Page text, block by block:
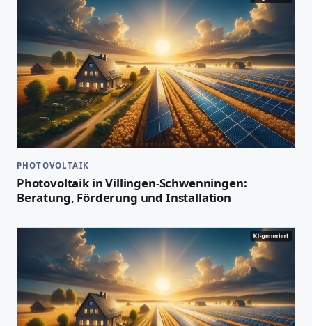
PHOTOVOLTAIK
Photovoltaik in Villingen-Schwenningen:
Beratung, Förderung und Installation